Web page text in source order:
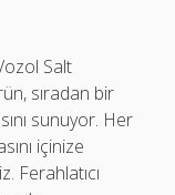
Salt
sıradan bir
sunuyor. Her
içinize
Ferahlatıcı